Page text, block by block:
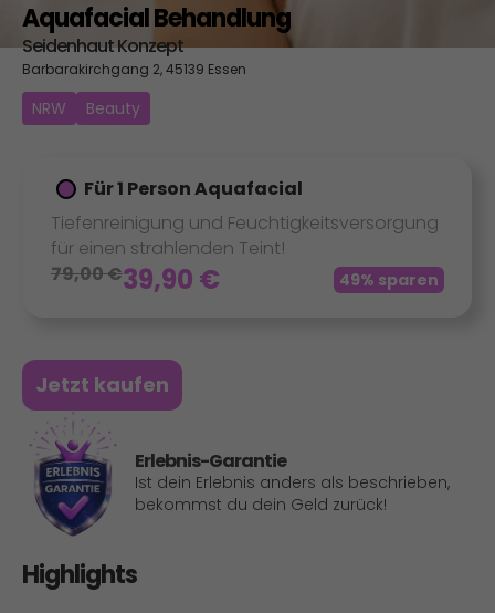
Aquafacial Behandlung
Seidenhaut Konzept
Barbarakirchgang 2, 45139 Essen
NRW Beauty
Für 1 Person Aquafacial
Tiefenreinigung und Feuchtigkeitsversorgung
für einen strahlenden Teint!
79,00€39,90 € 49% sparen
Jetzt kaufen
Erlebnis-Garantie
Ist dein Erlebnis anders als beschrieben,
bekommst du dein Geld zurück!
Highlights